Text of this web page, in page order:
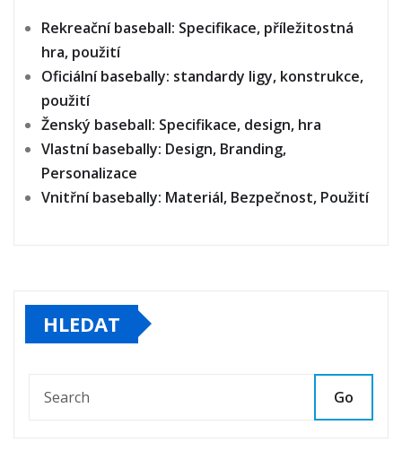
Rekreační baseball: Specifikace, příležitostná
hra, použití
Oficiální basebally: standardy ligy, konstrukce,
použití
Ženský baseball: Specifikace, design, hra
Vlastní basebally: Design, Branding,
Personalizace
Vnitřní basebally: Materiál, Bezpečnost, Použití
HLEDAT
Go